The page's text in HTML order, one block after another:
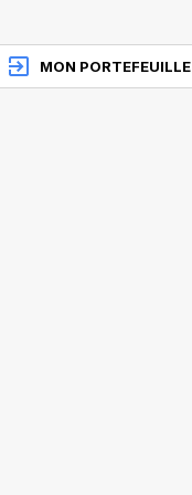
MON PORTEFEUILLE